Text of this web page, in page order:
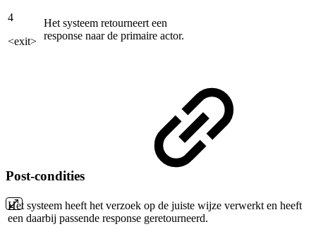
4
<exit>
Het systeem retourneert een
response naar de primaire actor.
Post-condities
Het systeem heeft het verzoek op de juiste wijze verwerkt en heeft
een daarbij passende response geretourneerd.